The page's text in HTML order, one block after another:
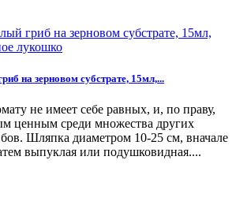
на зерновом субстрате, 15мл,...
не имеет себе равных, и, по праву,
ценным среди множества других
Шляпка диаметром 10-25 см, вначале
выпуклая или подушковидная....